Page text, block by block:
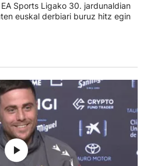
Sports Ligako 30. jardunaldian
euskal derbiari buruz hitz egin